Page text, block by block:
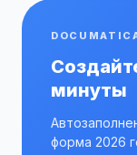
минуты
форма 2026